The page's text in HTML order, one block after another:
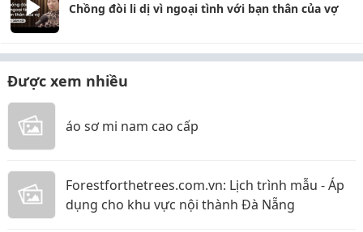
Chồng đòi li dị vì ngoại tình với bạn thân của vợ
Được xem nhiều
áo sơ mi nam cao cấp
Forestforthetrees.com.vn: Lịch trình mẫu - Áp
dụng cho khu vực nội thành Đà Nẵng